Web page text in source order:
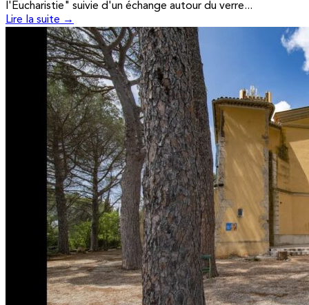
l'Eucharistie" suivie d'un échange autour du verre...
Lire la suite →